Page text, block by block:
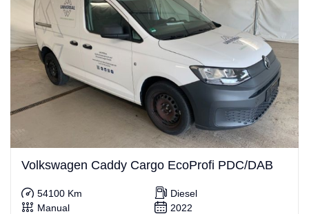
Volkswagen Caddy Cargo EcoProfi PDC/DAB
54100 Km
Diesel
Manual
2022